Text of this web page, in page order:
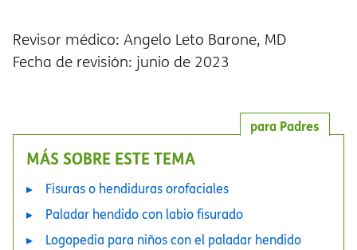
Revisor médico: Angelo Leto Barone, MD
Fecha de revisión: junio de 2023
para Padres
MÁS SOBRE ESTE TEMA
Fisuras o hendiduras orofaciales
Paladar hendido con labio fisurado
Logopedia para niños con el paladar hendido